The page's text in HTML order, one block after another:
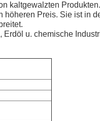
kaltgewalzten Produkten.
Preis. Sie ist in
u. chemische